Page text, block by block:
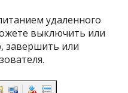
удаленного
выключить или
завершить или